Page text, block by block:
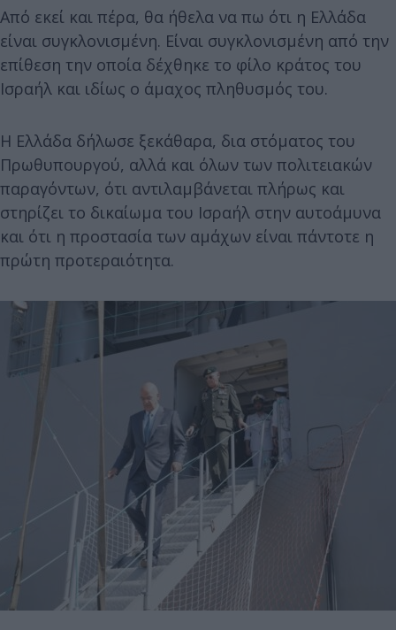
Από εκεί και πέρα, θα ήθελα να πω ότι η Ελλάδα
είναι συγκλονισμένη. Είναι συγκλονισμένη από την
επίθεση την οποία δέχθηκε το φίλο κράτος του
Ισραήλ και ιδίως ο άμαχος πληθυσμός του.
Η Ελλάδα δήλωσε ξεκάθαρα, δια στόματος του
Πρωθυπουργού, αλλά και όλων των πολιτειακών
παραγόντων, ότι αντιλαμβάνεται πλήρως και
στηρίζει το δικαίωμα του Ισραήλ στην αυτοάμυνα
και ότι η προστασία των αμάχων είναι πάντοτε η
πρώτη προτεραιότητα.